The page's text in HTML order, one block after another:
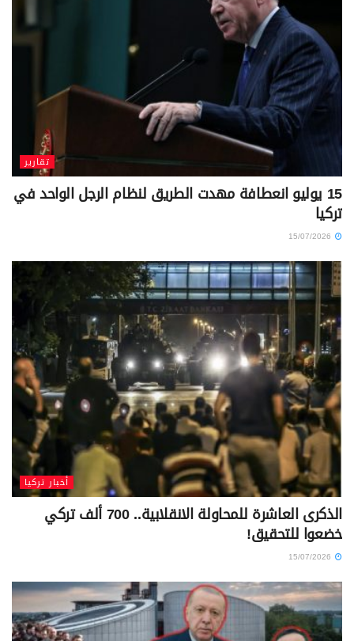
تقارير
15 يوليو انعطافة مهدت الطريق لنظام الرجل الواحد في
تركيا
أخبار تركيا
الذكرى العاشرة للمحاولة الانقلابية.. 700 ألف تركي
خضعوا للتحقيق!